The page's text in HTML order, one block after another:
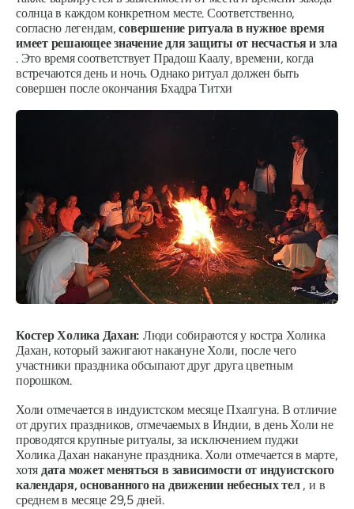
солнца в каждом конкретном месте. Соответственно,
согласно легендам,совершение ритуала в нужное время
имеет решающее значение для защиты от несчастья и зла
. Это время соответствует Прадош Каалу,времени, когда
встречаются день и ночь. Однако ритуал должен быть
совершен после окончанияБхадра Титхи
Костер Холика Дахан: Люди собираются у костра Холика
Дахан, который зажигают накануне Холи, после чего
участники праздника обсыпают друг друга цветным
порошком.
Холи отмечается в индуистском месяцеПхалгуна.В отличие
от других праздников, отмечаемых в Индии, в день Холи не
проводятся крупные ритуалы, за исключением пуджи
Холика Дахан накануне праздника. Холи отмечается в марте,
хотя дата может меняться в зависимости от индуистского
календаря, основанного на движении небесных тел, и в
среднем в месяце 29,5 дней.